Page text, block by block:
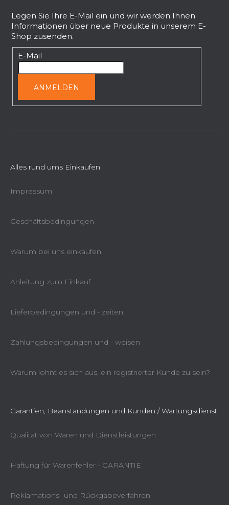
m
e
t
e
d
L
Legen Sie Ihre E-Mail ein und wir werden Ihnen
Informationen über neue Produkte in unserem E-
Shop zusenden.
E-Mail
ANMELDEN
Alles rund ums Einkaufen
Impressum
Geschäftsbedingungen
Warum bei uns einkaufen
Anleitung zum Einkauf
Lieferbedingungen und - zeiten
Zahlungsbedingungen und - weisen
Warum lohnt es sich aus, ein registrierter Kunde zu sein?
Garantien, Beanstandungen und Kunden / Wartungsdienst
Qualität von Waren und Dienstleistungen
Haftung für Warenfehler - GARANTIE
Reklamations- und Rückgabeverfahren